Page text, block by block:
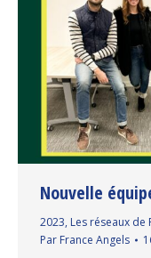
Nouvelle
2023, Les réseaux de
Par France Angels